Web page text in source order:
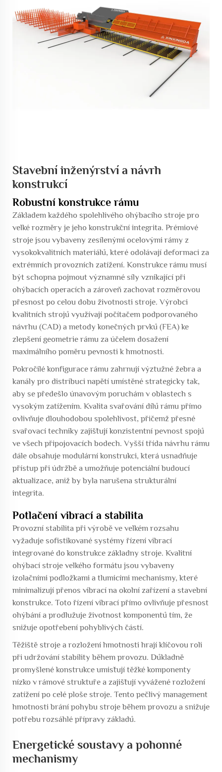
Stavební inženýrství a návrh
konstrukcí
Robustní konstrukce rámu
Základem každého spolehlivého ohýbacího stroje pro
velké rozměry je jeho konstrukční integrita. Prémiové
stroje jsou vybaveny zesílenými ocelovými rámy z
vysokokvalitních materiálů, které odolávají deformaci za
extrémních provozních zatížení. Konstrukce rámu musí
být schopna pojmout významné síly vznikající při
ohýbacích operacích a zároveň zachovat rozměrovou
přesnost po celou dobu životnosti stroje. Výrobci
kvalitních strojů využívají počítačem podporovaného
návrhu (CAD) a metody konečných prvků (FEA) ke
zlepšení geometrie rámu za účelem dosažení
maximálního poměru pevnosti k hmotnosti.
Pokročilé konfigurace rámu zahrnují výztužné žebra a
kanály pro distribuci napětí umístěné strategicky tak,
aby se předešlo únavovým poruchám v oblastech s
vysokým zatížením. Kvalita svařování dílů rámu přímo
ovlivňuje dlouhodobou spolehlivost, přičemž přesné
svařovací techniky zajišťují konzistentní pevnost spojů
ve všech připojovacích bodech. Vyšší třída návrhu rámu
dále obsahuje modulární konstrukci, která usnadňuje
přístup při údržbě a umožňuje potenciální budoucí
aktualizace, aniž by byla narušena strukturální
integrita.
Potlačení vibrací a stabilita
Provozní stabilita při výrobě ve velkém rozsahu
vyžaduje sofistikované systémy řízení vibrací
integrované do konstrukce základny stroje. Kvalitní
ohýbací stroje velkého formátu jsou vybaveny
izolačními podložkami a tlumicími mechanismy, které
minimalizují přenos vibrací na okolní zařízení a stavební
konstrukce. Toto řízení vibrací přímo ovlivňuje přesnost
ohýbání a prodlužuje životnost komponentů tím, že
snižuje opotřebení pohyblivých částí.
Těžiště stroje a rozložení hmotnosti hrají klíčovou roli
při udržování stability během provozu. Důkladně
promyšlené konstrukce umisťují těžké komponenty
nízko v rámové struktuře a zajišťují vyvážené rozložení
zatížení po celé ploše stroje. Tento pečlivý management
hmotnosti brání pohybu stroje během provozu a snižuje
potřebu rozsáhlé přípravy základů.
Energetické soustavy a pohonné
mechanismy